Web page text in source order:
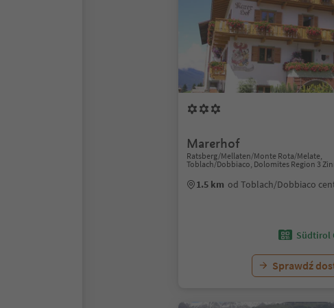
Marerhof
Ratsberg/Mellaten/Monte Rota/Melate,
Toblach/Dobbiaco, Dolomites Region 3
1.5 km od Toblach/Dobbiaco
Südtirol
Sprawdź